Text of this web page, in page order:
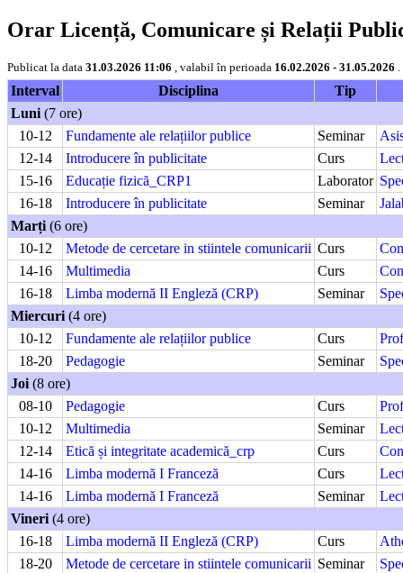
Orar Licență, Comunicare și Relații
Publicat la data 31.03.2026 11:06 , valabil în perioada 16.02.2026 - 31.05.2026
Interval Disciplina
Tip
Luni (7 ore)
10-12
Fundamente ale relațiilor publice Seminar
12-14
Introducere în publicitate Curs
15-16
Educație fizică_CRP1 Laborator
16-18
Introducere în publicitate Seminar
Marți (6 ore)
10-12
Metode de cercetare in stiintele comunicarii Curs
14-16
Multimedia Curs
16-18
Limba modernă II Engleză (CRP) Seminar
Miercuri (4 ore)
10-12
Fundamente ale relațiilor publice Curs
18-20
Pedagogie Seminar
Joi (8 ore)
08-10
Pedagogie Curs
10-12
Multimedia Seminar
12-14
Etică și integritate academică_crp Curs
14-16
Limba modernă I Franceză Curs
14-16
Limba modernă I Franceză Seminar
Vineri (4 ore)
16-18
Limba modernă II Engleză (CRP) Curs
18-20
Metode de cercetare in stiintele comunicarii Seminar